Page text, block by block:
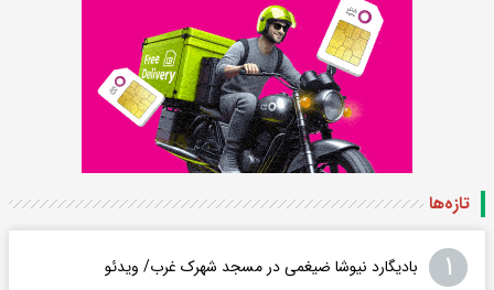
تازه‌ها
۱ بادیگارد نیوشا ضیغمی در مسجد شهرک غرب/ ویدئو